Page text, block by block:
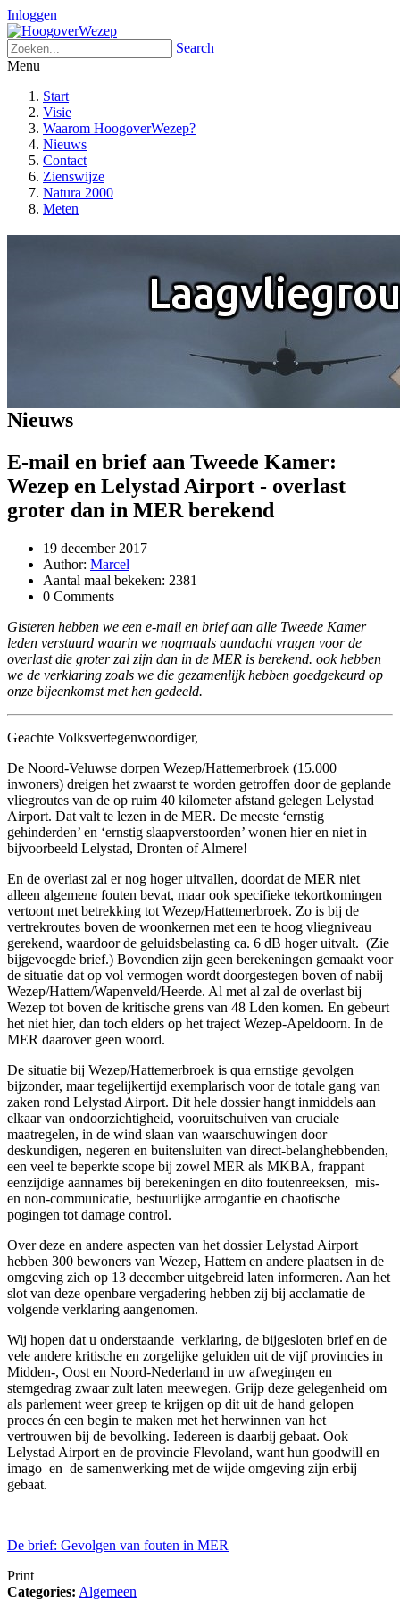
Inloggen
Search
Menu
Start
Visie
Waarom HoogoverWezep?
Nieuws
Contact
Zienswijze
Natura 2000
Meten
Nieuws
E-mail en brief aan Tweede Kamer:
Wezep en Lelystad Airport - overlast
groter dan in MER berekend
19 december 2017
Author: Marcel
Aantal maal bekeken: 2381
0 Comments
Gisteren hebben we een e-mail en brief aan alle Tweede Kamer
leden verstuurd waarin we nogmaals aandacht vragen voor de
overlast die groter zal zijn dan in de MER is berekend. ook hebben
we de verklaring zoals we die gezamenlijk hebben goedgekeurd op
onze bijeenkomst met hen gedeeld.
Geachte Volksvertegenwoordiger,
​​De Noord-Veluwse dorpen Wezep/Hattemerbroek (15.000
inwoners) dreigen het zwaarst te worden getroffen door de geplande
vliegroutes van de op ruim 40 kilometer afstand gelegen Lelystad
Airport. Dat valt te lezen in de MER. De meeste ‘ernstig
gehinderden’ en ‘ernstig slaapverstoorden’ wonen hier en niet in
bijvoorbeeld Lelystad, Dronten of Almere!
En de overlast zal er nog hoger uitvallen, doordat de MER niet
alleen algemene fouten bevat, maar ook specifieke tekortkomingen
vertoont met betrekking tot Wezep/Hattemerbroek. Zo is bij de
vertrekroutes boven de woonkernen met een te hoog vliegniveau
gerekend, waardoor de geluidsbelasting ca. 6 dB hoger uitvalt. (Zie
bijgevoegde brief.) Bovendien zijn geen berekeningen gemaakt voor
de situatie dat op vol vermogen wordt door​g​estegen boven of nabij
Wezep/Hattem/Wapenveld/Heerde. Al met al zal de overlast bij
Wezep tot boven de kritische grens van 48 Lden komen. En gebeurt
het niet hier, dan toch elders op het traject Wezep-Apeldoorn. In de
MER daarover geen woord.
De situatie bij Wezep/Hattemerbroek is qua ernstige gevolgen
bijzonder, maar tegelijkertijd exemplarisch voor de totale gang van
zaken rond Lelystad Airport. Dit hele dossier hangt inmiddels aan
elkaar van ondoorzichtigheid, vooruitschuiven van cruciale
maatregelen, in de wind slaan van waarschuwingen door
deskundigen, negeren en buitensluiten van direct-belanghebbenden,
een veel te beperkte scope bij zowel MER als MKBA, frappant
eenzijdige aannames bij berekeningen en dito foutenreeksen, mis-
en non-communicatie, bestuurlijke arrogantie en chaotische
pogingen tot damage control.
Over deze en andere aspecten van het dossier Lelystad Airport
hebben 300 bewoners van Wezep, Hattem en andere plaatsen in de
omgeving zich op 13 december uitgebreid laten informeren. Aan het
slot van deze openbare vergadering hebben zij bij acclamatie de
volgende verklaring aangenomen.
Wij hopen dat u onderstaande verklaring, de bijgesloten brief en de
vele andere kritische en zorgelijke geluiden uit de vijf provincies in
Midden-, Oost en Noord-Nederland in uw afwegingen en
stemgedrag zwaar zult laten meewegen. Grijp deze gelegenheid om
als parlement weer greep te krijgen op dit uit de hand gelopen
proces én een begin te maken met het herwinnen van het
vertrouwen bij de bevolking. Iedereen is daarbij gebaat. Ook
Lelystad Airport en de provincie Flevoland, want hun goodwill en
imago en de samenwerking met de wijde omgeving zijn erbij
gebaat.
De brief: Gevolgen van fouten in MER
Print
Categories: Algemeen